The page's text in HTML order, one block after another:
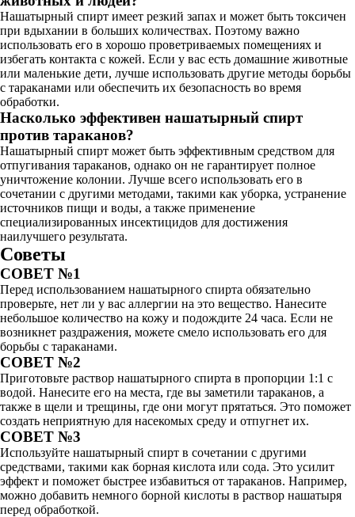
Нашатырный спирт имеет резкий запах и может быть токсичен
при вдыхании в больших количествах. Поэтому важно
использовать его в хорошо проветриваемых помещениях и
избегать контакта с кожей. Если у вас есть домашние животные
или маленькие дети, лучше использовать другие методы борьбы
с тараканами или обеспечить их безопасность во время
обработки.
Насколько эффективен нашатырный спирт
против тараканов?
Нашатырный спирт может быть эффективным средством для
отпугивания тараканов, однако он не гарантирует полное
уничтожение колонии. Лучше всего использовать его в
сочетании с другими методами, такими как уборка, устранение
источников пищи и воды, а также применение
специализированных инсектицидов для достижения
наилучшего результата.
Советы
СОВЕТ №1
Перед использованием нашатырного спирта обязательно
проверьте, нет ли у вас аллергии на это вещество. Нанесите
небольшое количество на кожу и подождите 24 часа. Если не
возникнет раздражения, можете смело использовать его для
борьбы с тараканами.
СОВЕТ №2
Приготовьте раствор нашатырного спирта в пропорции 1:1 с
водой. Нанесите его на места, где вы заметили тараканов, а
также в щели и трещины, где они могут прятаться. Это поможет
создать неприятную для насекомых среду и отпугнет их.
СОВЕТ №3
Используйте нашатырный спирт в сочетании с другими
средствами, такими как борная кислота или сода. Это усилит
эффект и поможет быстрее избавиться от тараканов. Например,
можно добавить немного борной кислоты в раствор нашатыря
перед обработкой.